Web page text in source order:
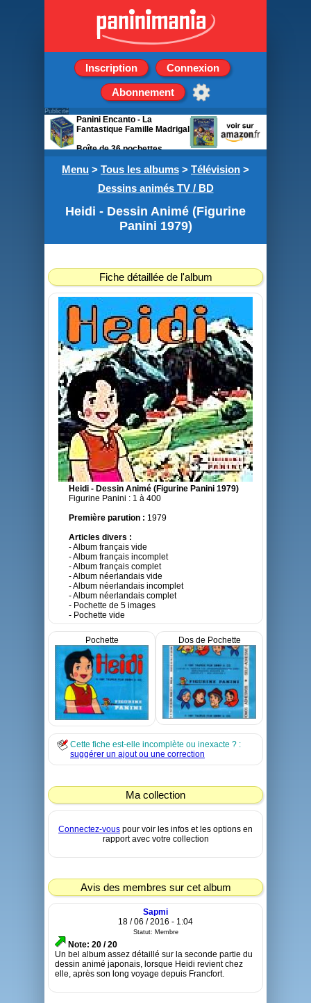
Inscription Connexion
Abonnement
Menu > Tous les albums > Télévision >
Dessins animés TV / BD
Heidi - Dessin Animé (Figurine
Panini 1979)
Fiche détaillée de l'album
Heidi - Dessin Animé (Figurine Panini 1979)
Figurine Panini : 1 à 400
Première parution : 1979
Articles divers :
- Album français vide
- Album français incomplet
- Album français complet
- Album néerlandais vide
- Album néerlandais incomplet
- Album néerlandais complet
- Pochette de 5 images
- Pochette vide
Pochette Dos de Pochette
Cette fiche est-elle incomplète ou inexacte ? :
suggérer un ajout ou une correction
Ma collection
Connectez-vous pour voir les infos et les options en
rapport avec votre collection
Avis des membres sur cet album
Sapmi
18 / 06 / 2016 - 1:04
Statut: Membre
Note: 20 / 20
Un bel album assez détaillé sur la seconde partie du
dessin animé japonais, lorsque Heidi revient chez
elle, après son long voyage depuis Francfort.
Publicité
Panini Encanto - La
Fantastique Famille Madrigal
Boîte de 36 pochettes